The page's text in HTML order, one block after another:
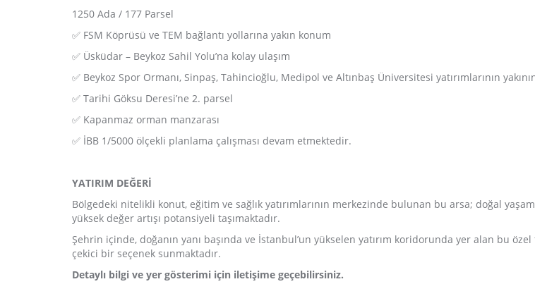
1250 Ada / 177 Parsel
✅ FSM Köprüsü ve TEM bağlantı yollarına yakın konum
✅ Üsküdar – Beykoz Sahil Yolu’na kolay ulaşım
✅ Beykoz Spor Ormanı, Sinpaş, Tahincioğlu, Medipol ve Altınbaş Üniversitesi yatırımlarının
✅ Tarihi Göksu Deresi’ne 2. parsel
✅ Kapanmaz orman manzarası
✅ İBB 1/5000 ölçekli planlama çalışması devam etmektedir.
YATIRIM DEĞERİ
Bölgedeki nitelikli konut, eğitim ve sağlık yatırımlarının merkezinde bulunan bu arsa; doğal
yüksek değer artışı potansiyeli taşımaktadır.
Şehrin içinde, doğanın yanı başında ve İstanbul’un yükselen yatırım koridorunda yer alan bu
çekici bir seçenek sunmaktadır.
Detaylı bilgi ve yer gösterimi için iletişime geçebilirsiniz.